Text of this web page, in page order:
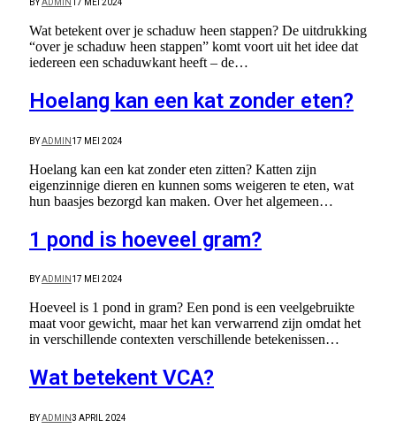
BYADMIN 17 MEI 2024
Wat betekent over je schaduw heen stappen? De uitdrukking
“over je schaduw heen stappen” komt voort uit het idee dat
iedereen een schaduwkant heeft – de…
Hoelang kan een kat zonder eten?
BYADMIN 17 MEI 2024
Hoelang kan een kat zonder eten zitten? Katten zijn
eigenzinnige dieren en kunnen soms weigeren te eten, wat
hun baasjes bezorgd kan maken. Over het algemeen…
1 pond is hoeveel gram?
BYADMIN 17 MEI 2024
Hoeveel is 1 pond in gram? Een pond is een veelgebruikte
maat voor gewicht, maar het kan verwarrend zijn omdat het
in verschillende contexten verschillende betekenissen…
Wat betekent VCA?
BYADMIN3 APRIL 2024